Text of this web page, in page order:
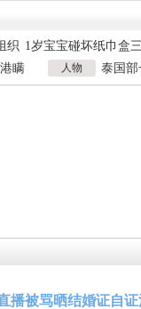
织 1岁宝宝碰坏纸巾盒
924元
中
国企拖欠3700万致
儿子举报身价上亿父
瞒
人物
泰国部
泰国
播被骂晒结婚证自